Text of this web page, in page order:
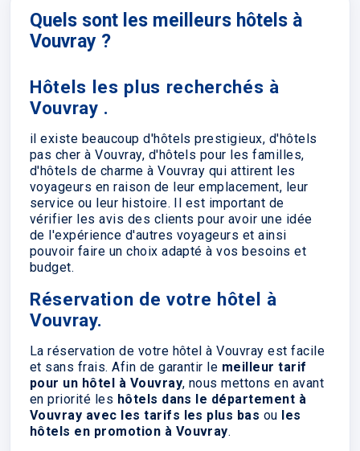
Quels sont les meilleurs hôtels à
Vouvray ?
Hôtels les plus recherchés à
Vouvray .
il existe beaucoup d'hôtels prestigieux, d'hôtels
pas cher à Vouvray, d'hôtels pour les familles,
d'hôtels de charme à Vouvray qui attirent les
voyageurs en raison de leur emplacement, leur
service ou leur histoire. Il est important de
vérifier les avis des clients pour avoir une idée
de l'expérience d'autres voyageurs et ainsi
pouvoir faire un choix adapté à vos besoins et
budget.
Réservation de votre hôtel à
Vouvray.
La réservation de votre hôtel à Vouvray est facile
et sans frais. Afin de garantir le meilleur tarif
pour un hôtel à Vouvray, nous mettons en avant
en priorité les hôtels dans le département à
Vouvray avec les tarifs les plus bas ou les
hôtels en promotion à Vouvray.